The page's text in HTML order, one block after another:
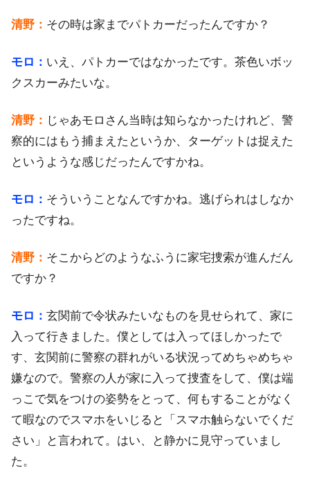
清野： その時は家までパトカーだったんですか？
モロ： いえ、パトカーではなかったです。茶色いボッ
クスカーみたいな。
清野： じゃあモロさん当時は知らなかったけれど、警
察的にはもう捕まえたというか、ターゲットは捉えた
というような感じだったんですかね。
モロ： そういうことなんですかね。逃げられはしなか
ったですね。
清野： そこからどのようなふうに家宅捜索が進んだん
ですか？
モロ： 玄関前で令状みたいなものを見せられて、家に
入って行きました。僕としては入ってほしかったで
す、玄関前に警察の群れがいる状況ってめちゃめちゃ
嫌なので。警察の人が家に入って捜査をして、僕は端
っこで気をつけの姿勢をとって、何もすることがなく
て暇なのでスマホをいじると「スマホ触らないでくだ
さい」と言われて。はい、と静かに見守っていまし
た。